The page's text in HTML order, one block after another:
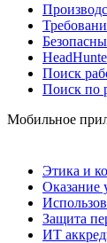
Поиск
Поиск по
Мобильное
Этика и
Оказание
Защита
ИТ